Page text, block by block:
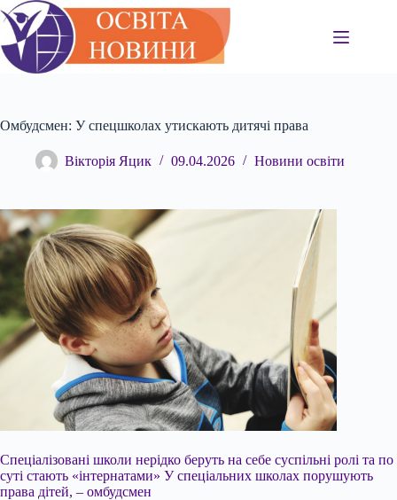
Перейти
до
вмісту
Омбудсмен: У спецшколах утискають дитячі права
Вікторія Яцик 09.04.2026 Новини освіти
Спеціалізовані школи нерідко беруть на себе суспільні ролі та по
суті стають «інтернатами» У спеціальних школах порушують
права дітей, – омбудсмен